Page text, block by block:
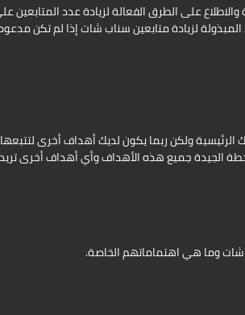
على الطرق الفعالة لزيادة عدد
لزيادة متابعين سناب شات إذا لم تكن
ولكن ربما يكون لديك أهداف أخرى
الجيدة جميع هذه الأهداف وأي أهداف أخرى
وما هي اهتماماتهم الخاصة.